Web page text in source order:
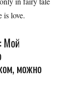
is love.
Мой
можно